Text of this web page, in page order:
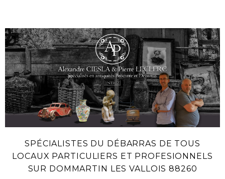
SPÉCIALISTES DU DÉBARRAS DE TOUS
LOCAUX PARTICULIERS ET PROFESIONNELS
SUR DOMMARTIN LES VALLOIS 88260